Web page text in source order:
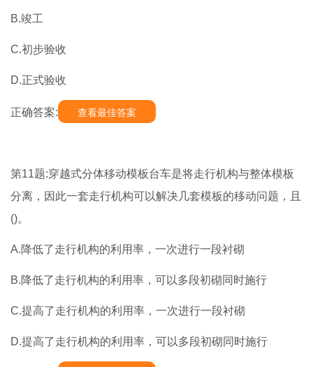
B.竣工
C.初步验收
D.正式验收
正确答案: 查看最佳答案
第11题:穿越式分体移动模板台车是将走行机构与整体模板
分离，因此一套走行机构可以解决几套模板的移动问题，且
()。
A.降低了走行机构的利用率，一次进行一段衬砌
B.降低了走行机构的利用率，可以多段初砌同时施行
C.提高了走行机构的利用率，一次进行一段衬砌
D.提高了走行机构的利用率，可以多段初砌同时施行